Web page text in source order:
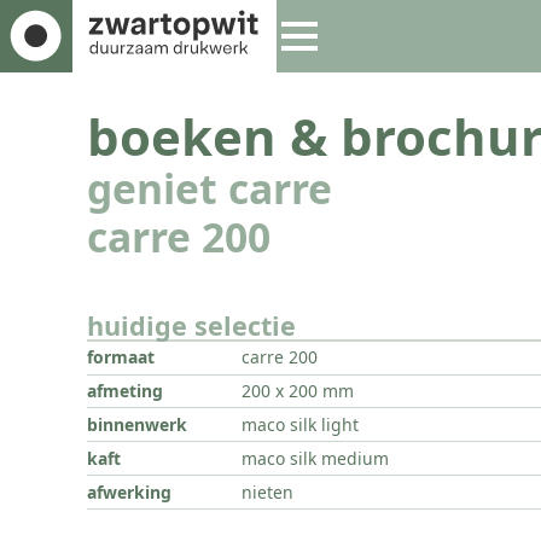
boeken &
geniet carre
carre 200
huidige selectie
formaat
carre 200
afmeting
200 x 200 mm
binnenwerk
maco silk light
kaft
maco silk medium
afwerking
nieten